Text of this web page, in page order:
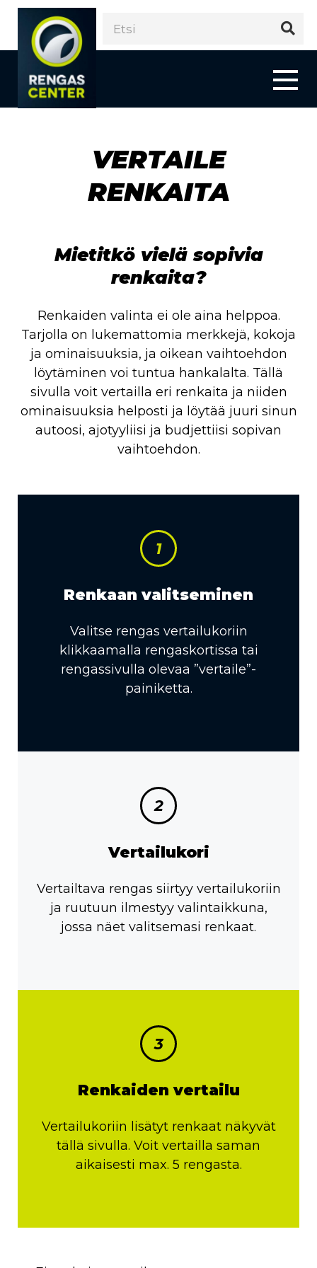
VERTAILE
RENKAITA
Mietitkö vielä sopivia
renkaita?
Renkaiden valinta ei ole aina helppoa.
Tarjolla on lukemattomia merkkejä, kokoja
ja ominaisuuksia, ja oikean vaihtoehdon
löytäminen voi tuntua hankalalta. Tällä
sivulla voit vertailla eri renkaita ja niiden
ominaisuuksia helposti ja löytää juuri sinun
autoosi, ajotyyliisi ja budjettiisi sopivan
vaihtoehdon.
1
Renkaan valitseminen
Valitse rengas vertailukoriin
klikkaamalla rengaskortissa tai
rengassivulla olevaa ”vertaile”-
painiketta.
2
Vertailukori
Vertailtava rengas siirtyy vertailukoriin
ja ruutuun ilmestyy valintaikkuna,
jossa näet valitsemasi renkaat.
3
Renkaiden vertailu
Vertailukoriin lisätyt renkaat näkyvät
tällä sivulla. Voit vertailla saman
aikaisesti max. 5 rengasta.